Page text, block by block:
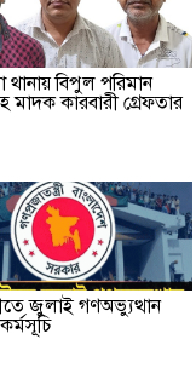
থানায় বিপুল পরিমান
মাদক কারবারী গ্রেফতার
জুলাই গণঅভ্যুত্থান